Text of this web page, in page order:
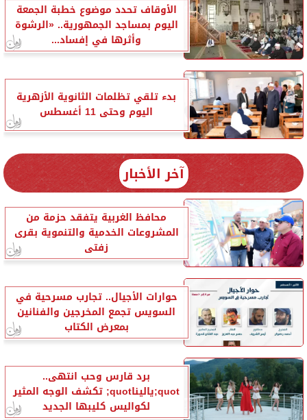
الأوقاف تحدد موضوع خطبة الجمعة
اليوم بمساجد الجمهورية.. «الرشوة
وأثرها في إفساد...
بدء تلقي تظلمات الثانوية الأزهرية
اليوم وحتى 11 أغسطس
آخر الأخبار
محافظ الغربية يتفقد حزمة من
المشروعات الخدمية والتنموية بقرى
زفتى
حوارات الأجيال.. تجارب مسرحية في
السويس تجمع المخرجين والفنانين
بمعرض الكتاب
برد قارس وحب انتهى..
quot;ياليناquot; تكشف الوجه المثير
لكواليس كليبها الجديد